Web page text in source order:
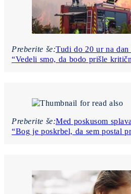
Preberite še:Tudi do 20 ur na dan
“Vedeli smo, da bodo prišle
Preberite še:Med poskusom
“Bog je poskrbel, da sem postal